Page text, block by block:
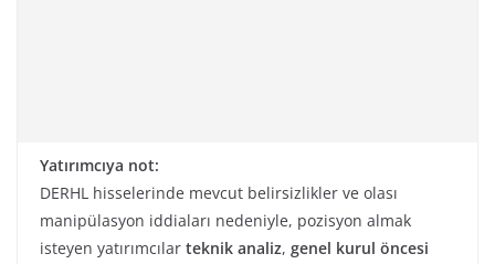
Yatırımcıya not:
DERHL hisselerinde mevcut belirsizlikler ve olası
manipülasyon iddiaları nedeniyle, pozisyon almak
isteyen yatırımcılar teknik analiz, genel kurul öncesi